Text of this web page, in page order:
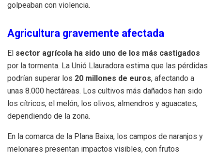
golpeaban con violencia.
Agricultura gravemente afectada
El sector agrícola ha sido uno de los más castigados
por la tormenta. La Unió Llauradora estima que las pérdidas
podrían superar los 20 millones de euros, afectando a
unas 8.000 hectáreas. Los cultivos más dañados han sido
los cítricos, el melón, los olivos, almendros y aguacates,
dependiendo de la zona.
En la comarca de la Plana Baixa, los campos de naranjos y
melonares presentan impactos visibles, con frutos